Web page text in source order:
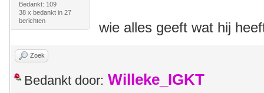
Bedankt: 109
38 x bedankt in 27
berichten
wie alles geeft wat hij
Zoek
Bedankt door: Willeke_IGKT